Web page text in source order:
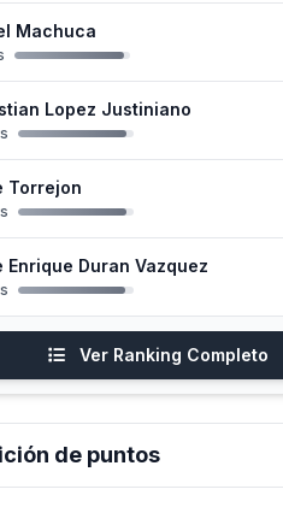
Machuca
Lopez Justiniano
Torrejon
Enrique Duran Vazquez
Ver Ranking Completo
de puntos